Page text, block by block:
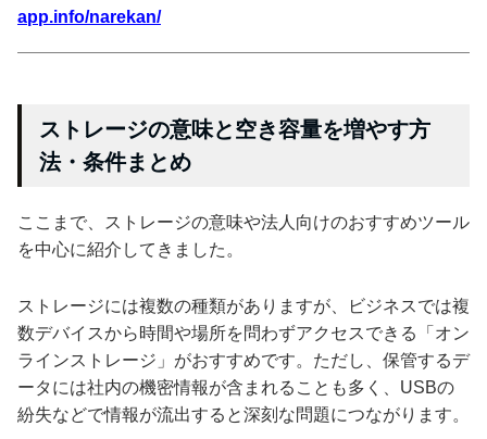
app.info/narekan/
ストレージの意味と空き容量を増やす方
法・条件まとめ
ここまで、ストレージの意味や法人向けのおすすめツール
を中心に紹介してきました。
ストレージには複数の種類がありますが、ビジネスでは複
数デバイスから時間や場所を問わずアクセスできる「オン
ラインストレージ」がおすすめです。ただし、保管するデ
ータには社内の機密情報が含まれることも多く、USBの
紛失などで情報が流出すると深刻な問題につながります。